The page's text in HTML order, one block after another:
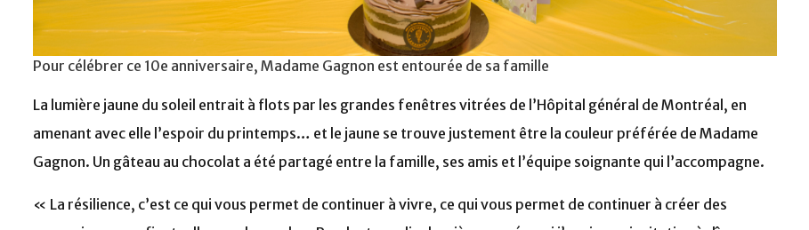
Pour célébrer ce 10e anniversaire, Madame Gagnon est entourée de sa famille
La lumière jaune du soleil entrait à flots par les grandes fenêtres vitrées de l’Hôpital général de Montréal, en
amenant avec elle l’espoir du printemps… et le jaune se trouve justement être la couleur préférée de Madame
Gagnon. Un gâteau au chocolat a été partagé entre la famille, ses amis et l’équipe soignante qui l’accompagne.
« La résilience, c’est ce qui vous permet de continuer à vivre, ce qui vous permet de continuer à créer des